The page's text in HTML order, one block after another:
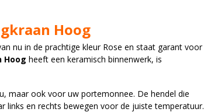
Hoog
nu in de prachtige kleur Rose en staat garant voor
Hoog heeft een keramisch binnenwerk, is
maar ook voor uw portemonnee. De hendel die
links en rechts bewegen voor de juiste temperatuur.